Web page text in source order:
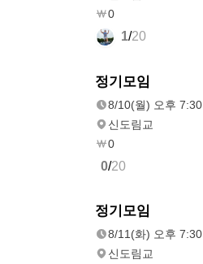
0
1/20
정기모임
8/10(월) 오후 7:30
신도림교
0
0/20
정기모임
8/11(화) 오후 7:30
신도림교